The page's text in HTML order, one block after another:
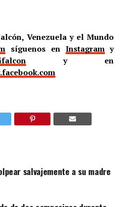
Venezuela y el Mundo
síguenos en Instagramy
y en
salvajemente a su madre